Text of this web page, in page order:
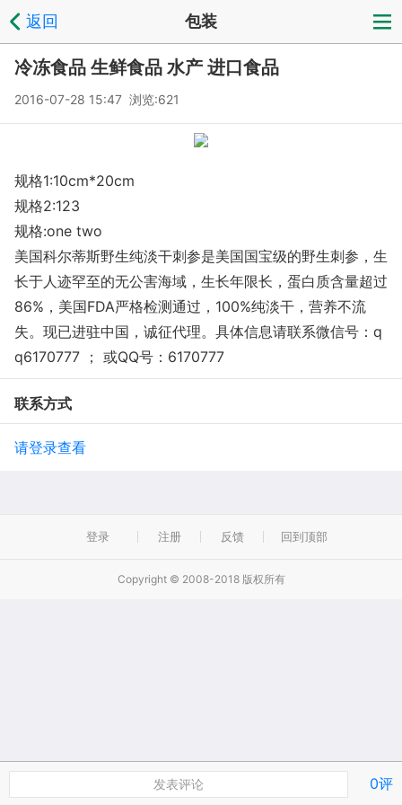
返回 包装
冷冻食品 生鲜食品 水产 进口食品
2016-07-28 15:47 浏览:621
规格1:10cm*20cm
规格2:123
规格:one two
美国科尔蒂斯野生纯淡干刺参是美国国宝级的野生刺参，生
长于人迹罕至的无公害海域，生长年限长，蛋白质含量超过
86%，美国FDA严格检测通过，100%纯淡干，营养不流
失。现已进驻中国，诚征代理。具体信息请联系微信号：q
q6170777 ； 或QQ号：6170777
联系方式
请登录查看
发表评论 0评
登录 注册 反馈 回到顶部
Copyright © 2008-2018 版权所有